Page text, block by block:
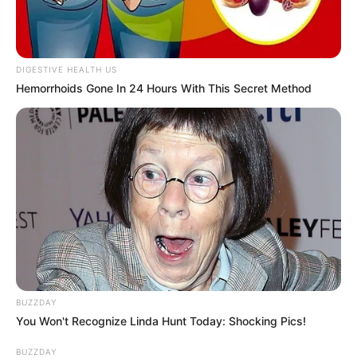
(foto: intsgram/zulfamaharani)
3. Gaya berfotonya juga mencerminkan generasi milenials
DIGESTIVE HEALTH US
Hemorrhoids Gone In 24 Hours With This Secret Method
BUZZDAY
You Won't Recognize Linda Hunt Today: Shocking Pics!
BUZZDAY